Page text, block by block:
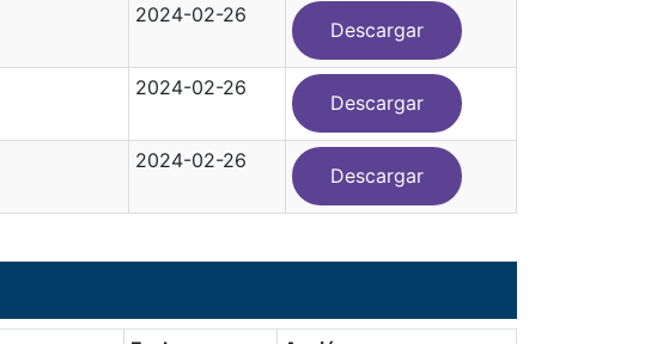
2024-02-26
Descargar
2024-02-26
Descargar
2024-02-26
Descargar